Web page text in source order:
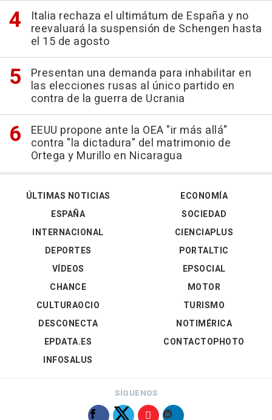
Italia rechaza el ultimátum de España y no
reevaluará la suspensión de Schengen hasta
el 15 de agosto
Presentan una demanda para inhabilitar en
las elecciones rusas al único partido en
contra de la guerra de Ucrania
EEUU propone ante la OEA "ir más allá"
contra "la dictadura" del matrimonio de
Ortega y Murillo en Nicaragua
ÚLTIMAS NOTICIAS
ESPAÑA
INTERNACIONAL
DEPORTES
VÍDEOS
ECONOMÍA
SOCIEDAD
CIENCIAPLUS
PORTALTIC
EPSOCIAL
CHANCE
CULTURAOCIO
DESCONECTA
EPDATA.ES
INFOSALUS
MOTOR
TURISMO
NOTIMÉRICA
CONTACTOPHOTO
SÍGUENOS